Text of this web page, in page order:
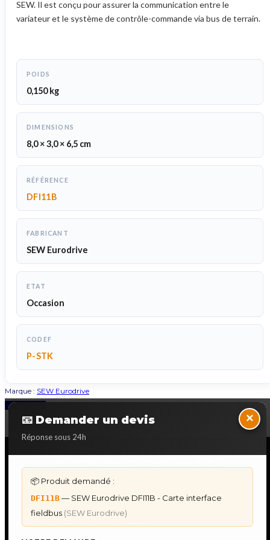
SEW. Il est conçu pour assurer la communication entre le
variateur et le système de contrôle-commande via bus de terrain.
POIDS
0,150 kg
DIMENSIONS
8,0 × 3,0 × 6,5 cm
RÉFÉRENCE
DFI11B
FABRICANT
SEW Eurodrive
ETAT
Occasion
CODEF
P-STK
Marque : SEW Eurodrive
📧 Demander un devis
Réponse sous 24h
×
📦 Produit demandé :
DFI11B — SEW Eurodrive DFI11B - Carte interface
fieldbus (SEW Eurodrive)
Back to Top
DÉPANNAGE AUTOMATES
Dépannage Schneider Modicon